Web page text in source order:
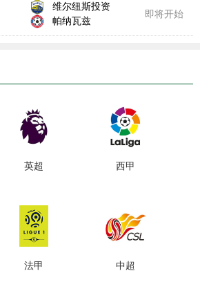
维尔纽斯投资
帕纳瓦兹
即将开始
英超 西甲
法甲 中超